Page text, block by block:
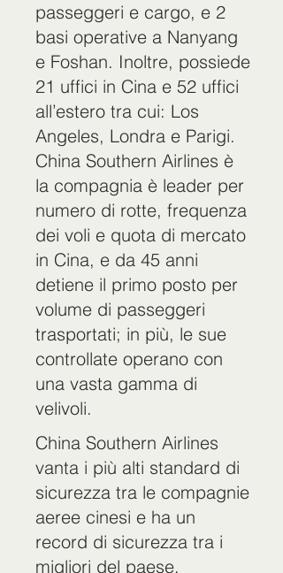
passeggeri e cargo, e 2
basi operative a Nanyang
e Foshan. Inoltre, possiede
21 uffici in Cina e 52 uffici
all’estero tra cui: Los
Angeles, Londra e Parigi.
China Southern Airlines è
la compagnia è leader per
numero di rotte, frequenza
dei voli e quota di mercato
in Cina, e da 45 anni
detiene il primo posto per
volume di passeggeri
trasportati; in più, le sue
controllate operano con
una vasta gamma di
velivoli.
China Southern Airlines
vanta i più alti standard di
sicurezza tra le compagnie
aeree cinesi e ha un
record di sicurezza tra i
migliori del paese,